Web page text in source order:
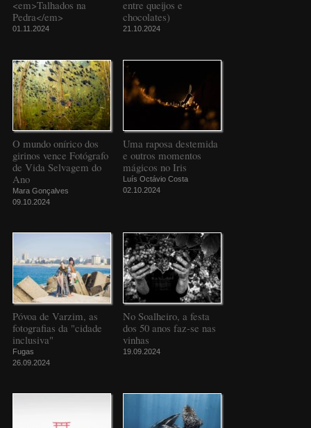
<em>Talhados na
Pedra</em>
01.11.2024
entre queijos e
chocolates)
21.10.2024
O mundo onírico dos
girinos vence Fotógrafo
de Vida Selvagem do
Ano
Mara Gonçalves
09.10.2024
Uma raposa destemida
e outros momentos
mágicos no Iris
Luís Octávio Costa
02.10.2024
Póvoa de Varzim, as
fotografias da "cidade
inclusiva"
Fugas
26.09.2024
No Soalheiro, a festa
dos 50 anos faz-se nas
vinhas
19.09.2024